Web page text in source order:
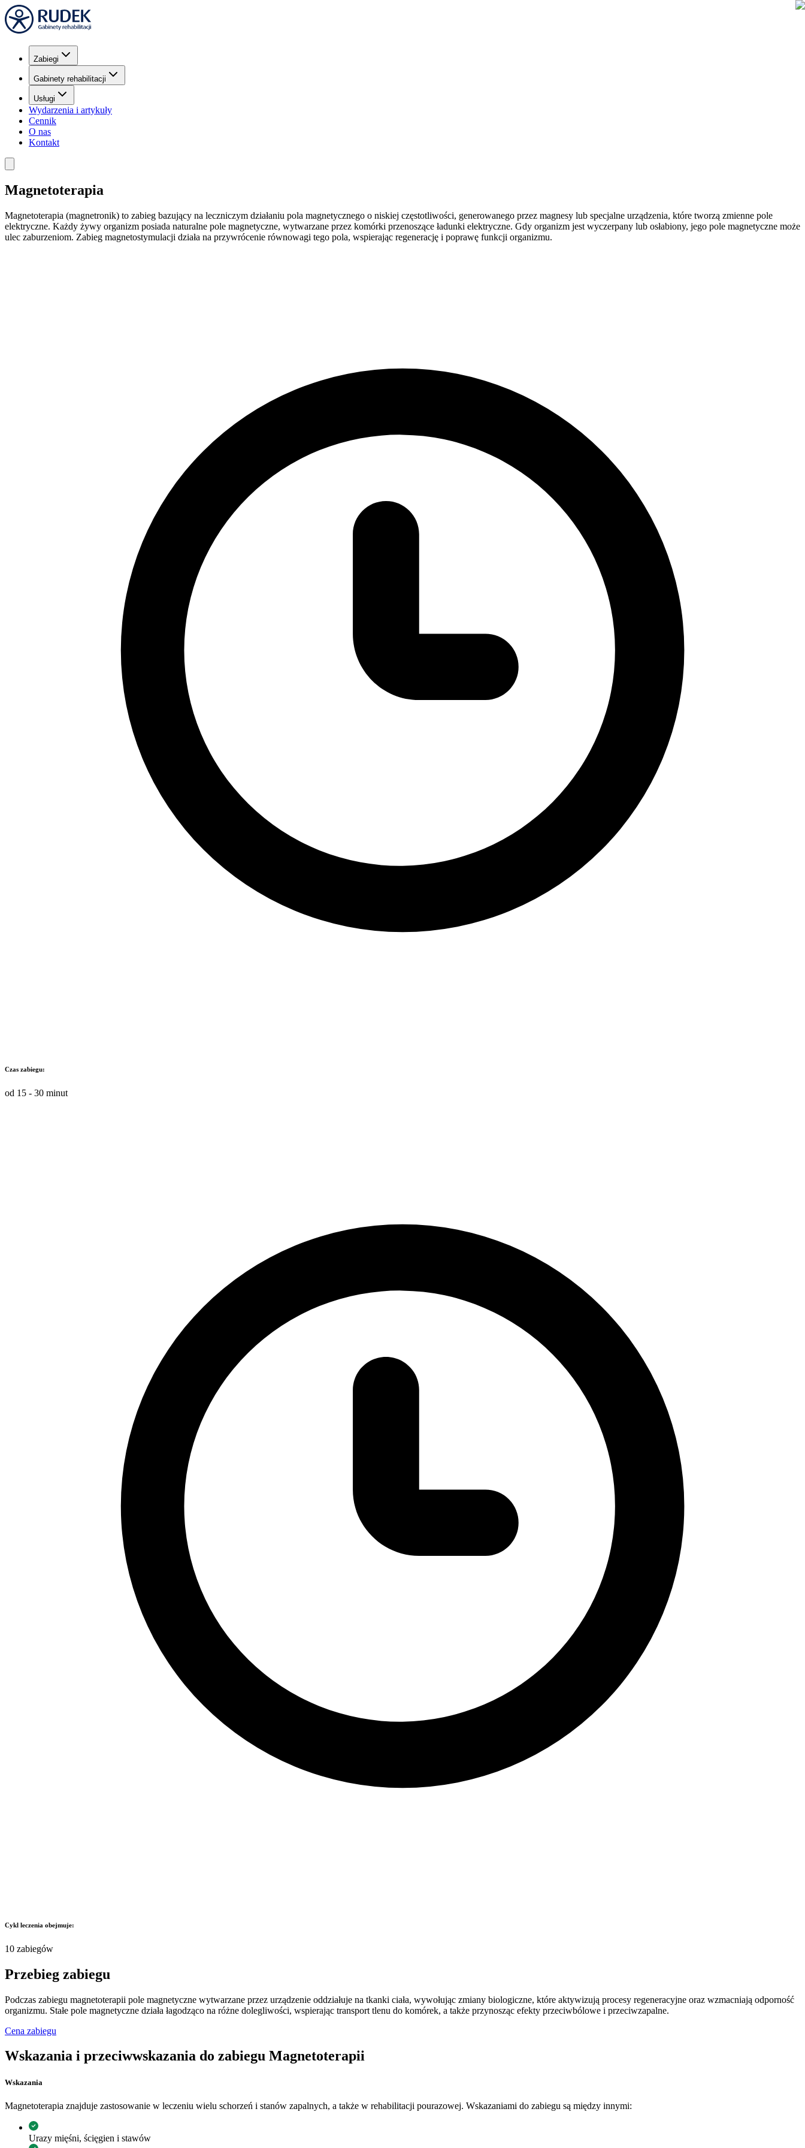
Zabiegi
Gabinety rehabilitacji
Usługi
Wydarzenia i artykuły
Cennik
O nas
Kontakt
Magnetoterapia
Magnetoterapia (magnetronik) to zabieg bazujący na leczniczym działaniu pola magnetycznego o niskiej częstotliwości, generowanego przez magnesy lub specjalne urządzenia, które tworzą zmienne pole
elektryczne. Każdy żywy organizm posiada naturalne pole magnetyczne, wytwarzane przez komórki przenoszące ładunki elektryczne. Gdy organizm jest wyczerpany lub osłabiony, jego pole magnetyczne może
ulec zaburzeniom. Zabieg magnetostymulacji działa na przywrócenie równowagi tego pola, wspierając regenerację i poprawę funkcji organizmu.
Czas zabiegu:
od 15 - 30 minut
Cykl leczenia obejmuje:
10 zabiegów
Przebieg zabiegu
Podczas zabiegu magnetoterapii pole magnetyczne wytwarzane przez urządzenie oddziałuje na tkanki ciała, wywołując zmiany biologiczne, które aktywizują procesy regeneracyjne oraz wzmacniają odporność
organizmu. Stałe pole magnetyczne działa łagodząco na różne dolegliwości, wspierając transport tlenu do komórek, a także przynosząc efekty przeciwbólowe i przeciwzapalne.
Cena zabiegu
Wskazania i przeciwwskazania do zabiegu Magnetoterapii
Wskazania
Magnetoterapia znajduje zastosowanie w leczeniu wielu schorzeń i stanów zapalnych, a także w rehabilitacji pourazowej. Wskazaniami do zabiegu są między innymi:
Urazy mięśni, ścięgien i stawów